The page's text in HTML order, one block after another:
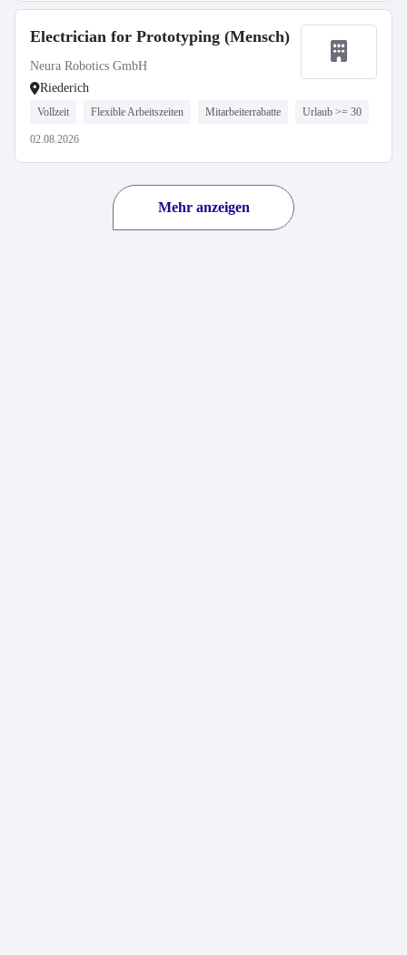
Electrician for Prototyping (Mensch)
Neura Robotics GmbH
Riederich
Vollzeit Flexible Arbeitszeiten Mitarbeiterrabatte Urlaub >= 30
02.08.2026
Mehr anzeigen